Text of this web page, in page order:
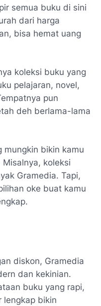
semua buku di sini
dari harga
bisa hemat uang
koleksi buku yang
pelajaran, novel,
pun
deh berlama-lama
mungkin bikin kamu
koleksi
Gramedia. Tapi,
oke buat kamu
diskon, Gramedia
dan kekinian.
buku yang rapi,
lengkap bikin